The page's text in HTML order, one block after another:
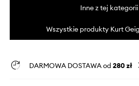
Inne z tej kategorii
Wszystkie produkty Kurt
DARMOWA DOSTAWA od 280 zł